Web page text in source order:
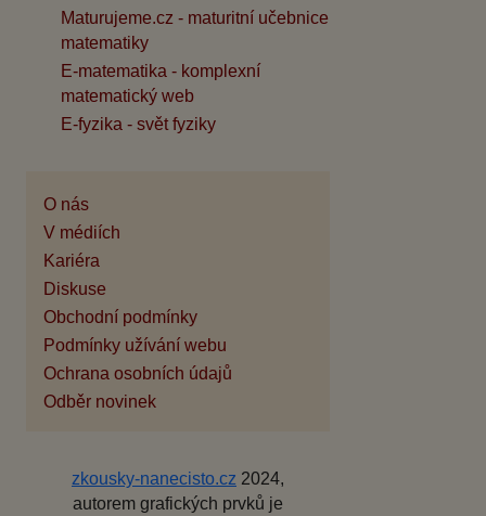
Maturujeme.cz - maturitní učebnice
matematiky
E-matematika - komplexní
matematický web
E-fyzika - svět fyziky
O nás
V médiích
Kariéra
Diskuse
Obchodní podmínky
Podmínky užívání webu
Ochrana osobních údajů
Odběr novinek
zkousky-nanecisto.cz 2024,
autorem grafických prvků je